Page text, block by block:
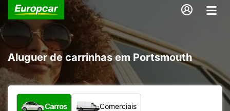
Aluguer de carrinhas em Portsmouth
Que tipo de veículo pretende?
Carros Comerciais